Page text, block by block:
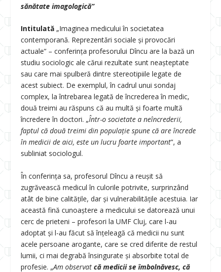
sănătate imagologică”
Intitulată „Imaginea medicului în societatea
contemporană. Reprezentări sociale și provocări
actuale” – conferința profesorului Dîncu are la bază un
studiu sociologic ale cărui rezultate sunt neașteptate
sau care mai spulberă dintre stereotipiile legate de
acest subiect. De exemplul, în cadrul unui sondaj
complex, la întrebarea legată de încrederea în medic,
două treimi au răspuns că au multă și foarte multă
încredere în doctori. „Într-o societate a neîncrederii,
faptul că două treimi din populație spune că are încrede
în medicii de aici, este un lucru foarte important”, a
subliniat sociologul.
În conferința sa, profesorul Dîncu a reușit să
zugrăvească medicul în culorile potrivite, surprinzând
atât de bine calitățile, dar și vulnerabilitățile acestuia. Iar
această fină cunoaștere a medicului se datorează unui
cerc de prieteni – profesori la UMF Cluj, care l-au
adoptat și l-au făcut să înțeleagă că medicii nu sunt
acele persoane arogante, care se cred diferite de restul
lumii, ci mai degrabă însingurate și absorbite total de
profesie. „Am observatcă medicii se îmbolnăvesc, că